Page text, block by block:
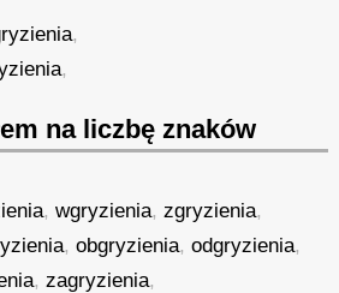
,
,
na liczbę znaków
,wgryzienia,zgryzienia,
,obgryzienia,odgryzienia,
,zagryzienia,